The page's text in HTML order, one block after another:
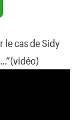
le cas de Sidy